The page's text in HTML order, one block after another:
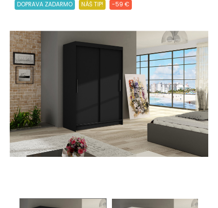
DOPRAVA ZADARMO NÁŠ TIP! -59 €